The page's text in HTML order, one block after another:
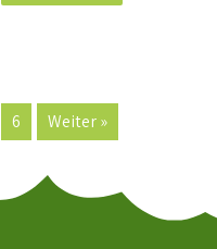
6 Weiter »